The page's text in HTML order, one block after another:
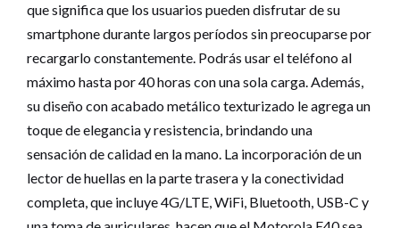
que significa que los usuarios pueden disfrutar de su
smartphone durante largos períodos sin preocuparse por
recargarlo constantemente. Podrás usar el teléfono al
máximo hasta por 40 horas con una sola carga. Además,
su diseño con acabado metálico texturizado le agrega un
toque de elegancia y resistencia, brindando una
sensación de calidad en la mano. La incorporación de un
lector de huellas en la parte trasera y la conectividad
completa, que incluye 4G/LTE, WiFi, Bluetooth, USB-C y